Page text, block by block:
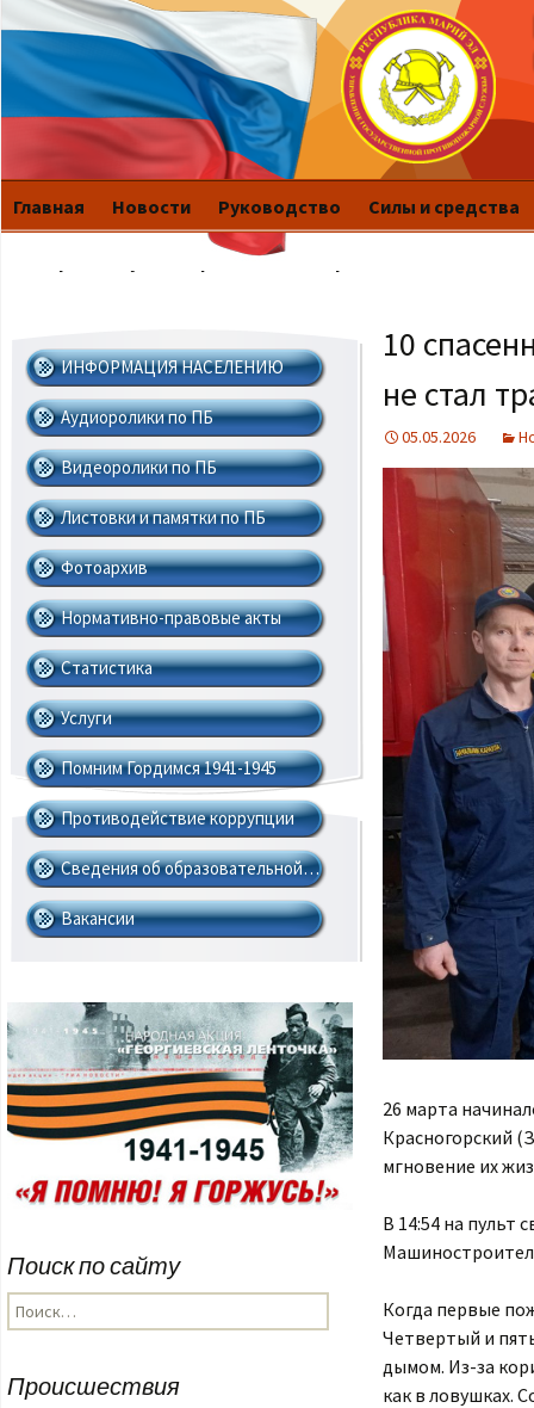
Главная Новости Руководство Силы и средства
Это интересно
10
не стал
05.05.2026
26 марта
Красногорский
мгновение их
В 14:54 на пульт
Когда первые
Четвертый и
дымом. Из-за
как в ловушках.
ИНФОРМАЦИЯ НАСЕЛЕНИЮ
Аудиоролики по ПБ
Видеоролики по ПБ
Листовки и памятки по ПБ
Фотоархив
Нормативно-правовые акты
Cтатистика
Услуги
Помним Гордимся 1941-1945
Противодействие коррупции
Сведения об образовательной…
Вакансии
Поиск по сайту
Найти:
Происшествия